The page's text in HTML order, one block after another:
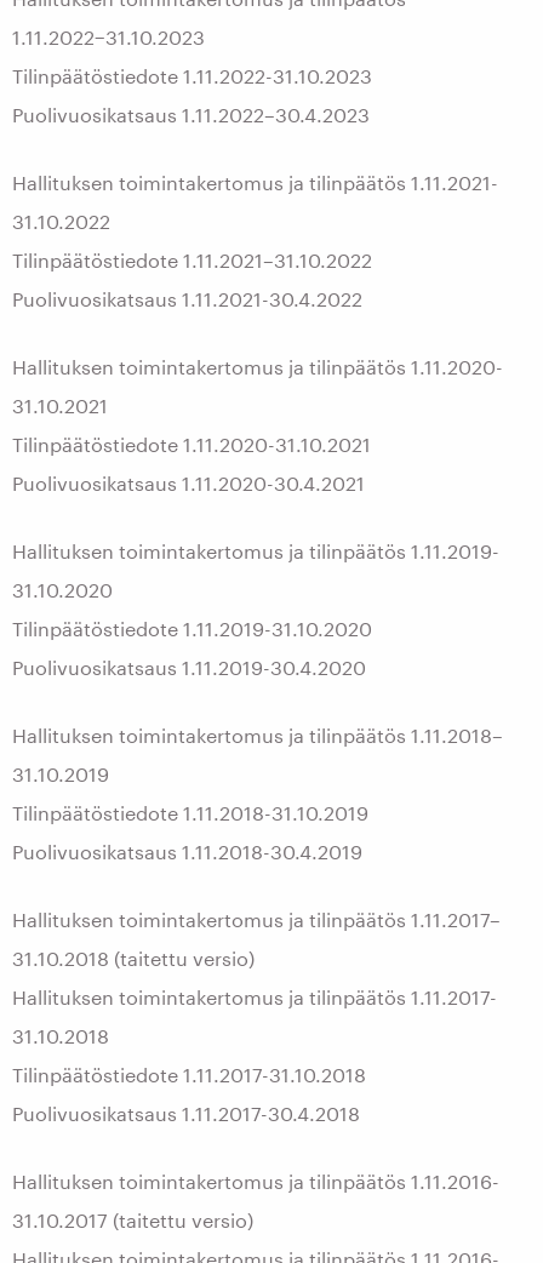
1.11.2022−31.10.2023
Tilinpäätöstiedote 1.11.2022-31.10.2023
Puolivuosikatsaus 1.11.2022–30.4.2023
Hallituksen toimintakertomus ja tilinpäätös 1.11.2021-
31.10.2022
Tilinpäätöstiedote 1.11.2021–31.10.2022
Puolivuosikatsaus 1.11.2021-30.4.2022
Hallituksen toimintakertomus ja tilinpäätös 1.11.2020-
31.10.2021
Tilinpäätöstiedote 1.11.2020-31.10.2021
Puolivuosikatsaus 1.11.2020-30.4.2021
Hallituksen toimintakertomus ja tilinpäätös 1.11.2019-
31.10.2020
Tilinpäätöstiedote 1.11.2019-31.10.2020
Puolivuosikatsaus 1.11.2019-30.4.2020
Hallituksen toimintakertomus ja tilinpäätös 1.11.2018–
31.10.2019
Tilinpäätöstiedote 1.11.2018-31.10.2019
Puolivuosikatsaus 1.11.2018-30.4.2019
Hallituksen toimintakertomus ja tilinpäätös 1.11.2017–
31.10.2018 (taitettu versio)
Hallituksen toimintakertomus ja tilinpäätös 1.11.2017-
31.10.2018
Tilinpäätöstiedote 1.11.2017-31.10.2018
Puolivuosikatsaus 1.11.2017-30.4.2018
Hallituksen toimintakertomus ja tilinpäätös 1.11.2016-
31.10.2017 (taitettu versio)